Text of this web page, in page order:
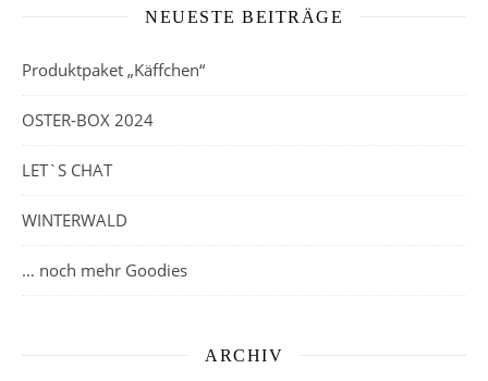
NEUESTE BEITRÄGE
Produktpaket „Käffchen“
OSTER-BOX 2024
LET`S CHAT
WINTERWALD
… noch mehr Goodies
ARCHIV